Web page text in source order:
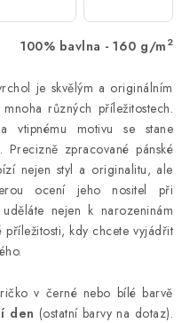
100% bavlna - 160 g/m 2
je skvělým a originálním
různých příležitostech.
vtipnému motivu se stane
Precizně zpracované pánské
nejen styl a originalitu, ale
ocení jeho nositel při
nejen k narozeninám
příležitosti, kdy chcete vyjádřit
v černé nebo bílé barvě
den (ostatní barvy na dotaz).